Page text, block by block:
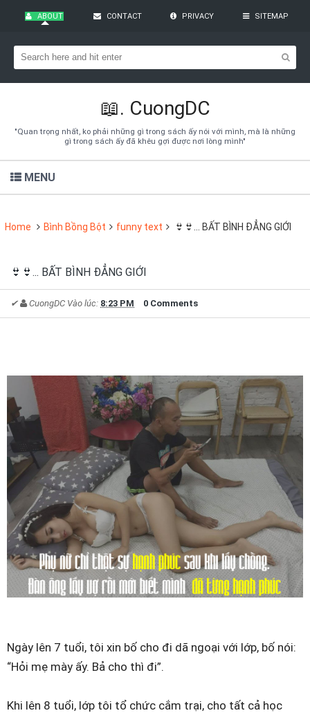
ABOUT CONTACT PRIVACY SITEMAP
📖. CuongDC
"Quan trọng nhất, ko phải những gì trong sách ấy nói với mình, mà là những
gì trong sách ấy đã khêu gợi được nơi lòng mình"
MENU
Home Bình Bồng Bột funny text 👙👙... BẤT BÌNH ĐẲNG GIỚI
👙👙... BẤT BÌNH ĐẲNG GIỚI
✔ CuongDC Vào lúc: 8:23 PM 0 Comments
Ngày lên 7 tuổi, tôi xin bố cho đi dã ngoại với lớp, bố nói:
“Hỏi mẹ mày ấy. Bả cho thì đi”.
Khi lên 8 tuổi, lớp tôi tổ chức cắm trại, cho tất cả học
Bạn đang cần tìm kiếm gì?
Theo dõi blog qua Email
Hãy đăng kí theo dõi blog để cập nhật những thủ thuật blogger,